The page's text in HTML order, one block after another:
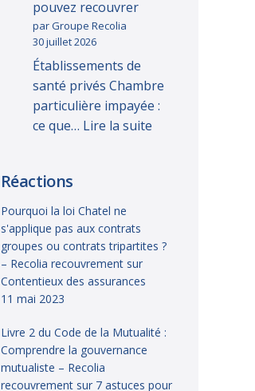
pouvez recouvrer
par Groupe Recolia
30 juillet 2026
Établissements de
santé privés Chambre
particulière impayée :
ce que… Lire la suite
Réactions
Pourquoi la loi Chatel ne
s'applique pas aux contrats
groupes ou contrats tripartites ?
– Recolia recouvrement sur
Contentieux des assurances
11 mai 2023
Livre 2 du Code de la Mutualité :
Comprendre la gouvernance
mutualiste – Recolia
recouvrement sur 7 astuces pour